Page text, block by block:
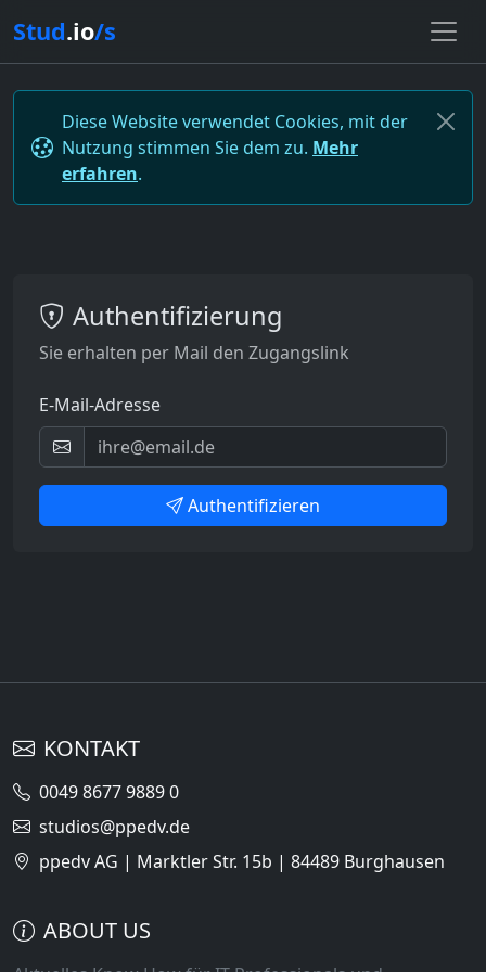
Stud.io/s
Diese Website verwendet Cookies, mit der
Nutzung stimmen Sie dem zu. Mehr
erfahren.
Authentifizierung
Sie erhalten per Mail den Zugangslink
E-Mail-Adresse
Authentifizieren
KONTAKT
0049 8677 9889 0
studios@ppedv.de
ppedv AG | Marktler Str. 15b | 84489 Burghausen
ABOUT US